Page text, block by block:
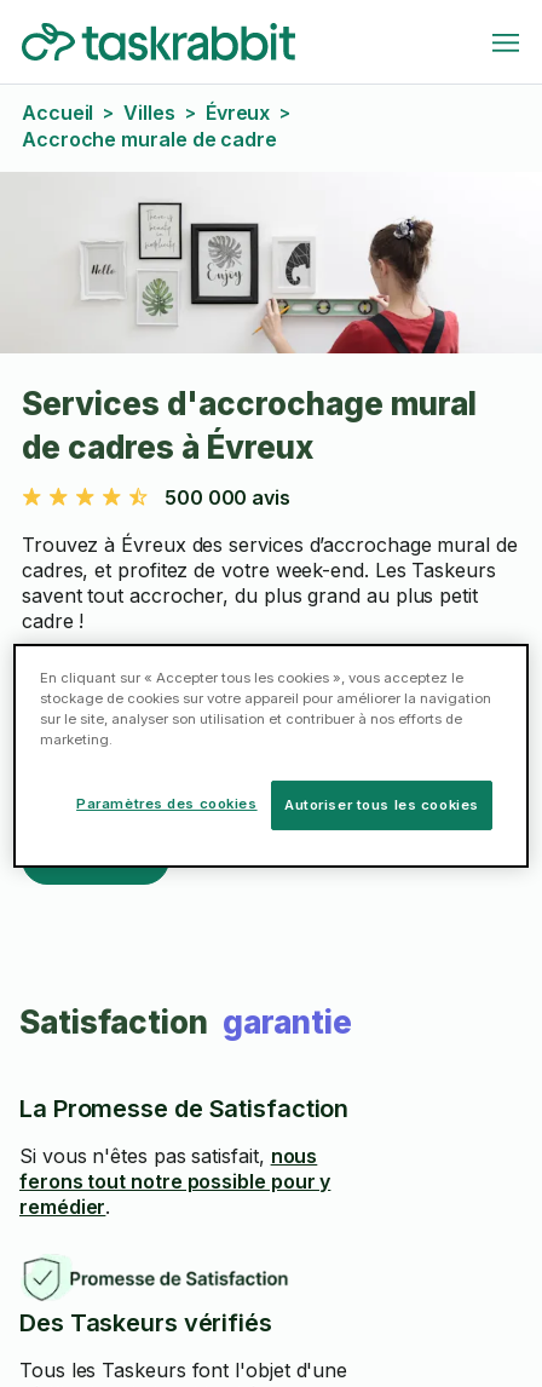
Accueil > Villes > Évreux >
Accroche murale de cadre
Services d'accrochage mural
de cadres à Évreux
500 000 avis
Trouvez à Évreux des services d’accrochage mural de
cadres, et profitez de votre week-end. Les Taskeurs
savent tout accrocher, du plus grand au plus petit
cadre !
Trouvez des Taskeurs expérimentés et
compétents pour vous aider à accrocher et à bien
positionner vos cadres ou vos œuvres d’art.
Services rapides disponibles le jour même
Satisfaction garantie
La Promesse de Satisfaction
Si vous n'êtes pas satisfait, nous
ferons tout notre possible pour y
remédier.
Des Taskeurs vérifiés
Tous les Taskeurs font l'objet d'une
En cliquant sur « Accepter tous les cookies », vous acceptez le
stockage de cookies sur votre appareil pour améliorer la navigation
sur le site, analyser son utilisation et contribuer à nos efforts de
marketing.
Autoriser tous les cookies
Paramètres des cookies